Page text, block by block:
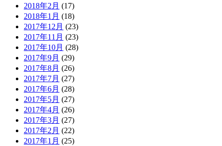
2018年2月 (17)
2018年1月 (18)
2017年12月 (23)
2017年11月 (23)
2017年10月 (28)
2017年9月 (29)
2017年8月 (26)
2017年7月 (27)
2017年6月 (28)
2017年5月 (27)
2017年4月 (26)
2017年3月 (27)
2017年2月 (22)
2017年1月 (25)